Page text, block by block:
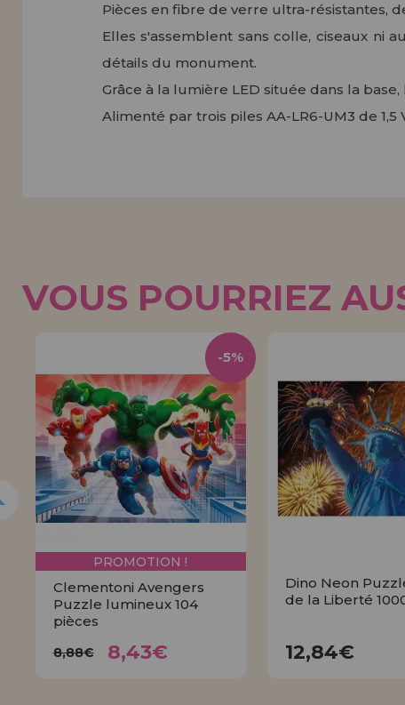
Pièces en fibre de verre ultra-résistantes,
Elles s'assemblent sans colle, ciseaux ni
détails du monument.
Grâce à la lumière LED située dans la
Alimenté par trois piles AA-LR6-UM3 de 1,5
VOUS POURRIEZ
PROMOTION !
Clementoni Avengers
Puzzle lumineux 104
pièces
8,88€ 8,43€
-5%
Dino Neon
de la Liberté
12,84€